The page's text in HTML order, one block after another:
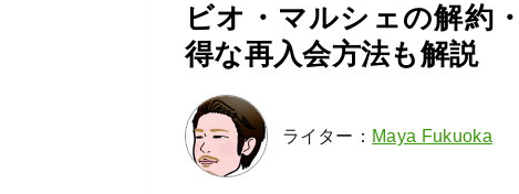
ビオ・マルシェの解約
得な再入会方法も解説
ライター： Maya Fukuoka